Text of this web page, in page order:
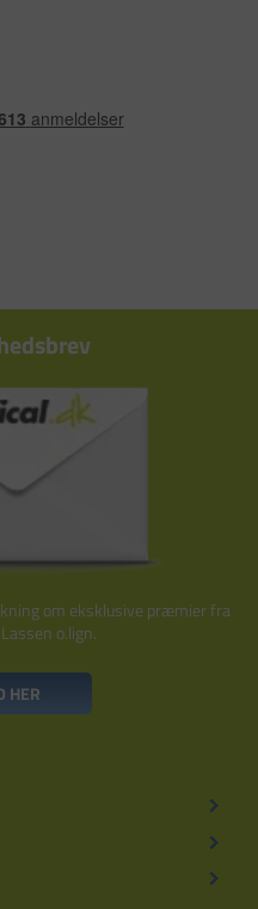
om eksklusive præmier fra
o.lign.
HER